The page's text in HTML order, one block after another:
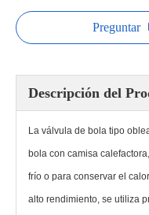
Preguntar
Descripción del
La válvula de bola tipo
bola con camisa
frío o para conservar el
alto rendimiento, se utiliza